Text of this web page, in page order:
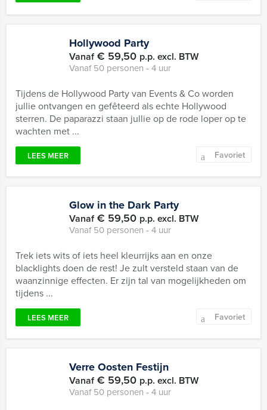
Hollywood Party
Vanaf€ 59,50 p.p. excl. BTW
Vanaf 50 personen ‐ 4 uur
Tijdens de Hollywood Party van Events & Co worden
jullie ontvangen en gefêteerd als echte Hollywood
sterren. De paparazzi staan jullie op de rode loper op te
wachten met ...
LEES MEER Favoriet
Glow in the Dark Party
Vanaf€ 59,50 p.p. excl. BTW
Vanaf 50 personen ‐ 4 uur
Trek iets wits of iets heel kleurrijks aan en onze
blacklights doen de rest! Je zult versteld staan van de
waanzinnige effecten. Er zijn tal van mogelijkheden om
tijdens ...
LEES MEER Favoriet
Verre Oosten Festijn
Vanaf€ 59,50 p.p. excl. BTW
Vanaf 50 personen ‐ 4 uur